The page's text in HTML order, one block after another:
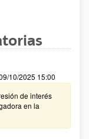
10/2025 15:00
de interés
en la